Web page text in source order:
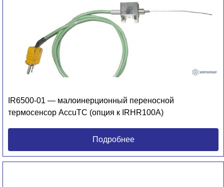
IR6500-01 — малоинерционный переносной
термосенсор AccuTC (опция к IRHR100A)
Подробнее